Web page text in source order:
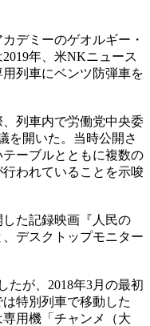
デミーのゲオルギー・
年、米NKニュース
列車にベンツ防弾車を
列車内で労働党中央委
を開いた。当時公開さ
ーブルとともに複数の
われていることを示唆
した記録映画『人民の
デスクトップモニター
たが、2018年3月の最初
特別列車で移動した
専用機「チャンメ（大